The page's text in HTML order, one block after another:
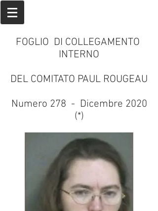
FOGLIO DI COLLEGAMENTO
INTERNO
DEL COMITATO PAUL ROUGEAU
Numero 278 - Dicembre 2020
(*)